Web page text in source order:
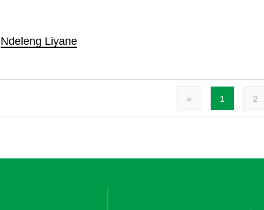
Ndeleng Liyane
« 1 2